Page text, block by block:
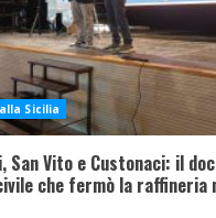
Sicilia
San Vito e Custonaci: il
che fermò la raffineria